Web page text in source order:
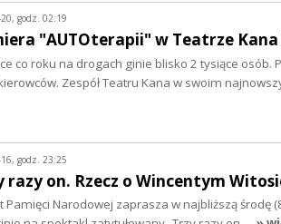
godz. 02:19
"AUTOterapii" w Teatrze Kana
co roku na drogach ginie blisko 2 tysiące
Zespół Teatru Kana w swoim
godz. 23:25
razy on. Rzecz o Wincentym
Pamięci Narodowej zaprasza w najbliższą środę